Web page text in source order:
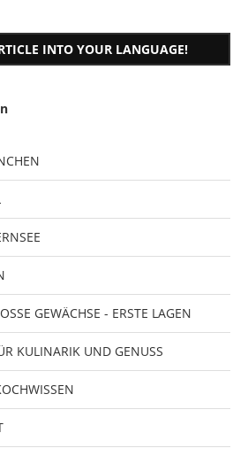
INTO YOUR LANGUAGE!
GEWÄCHSE - ERSTE LAGEN
KULINARIK UND GENUSS